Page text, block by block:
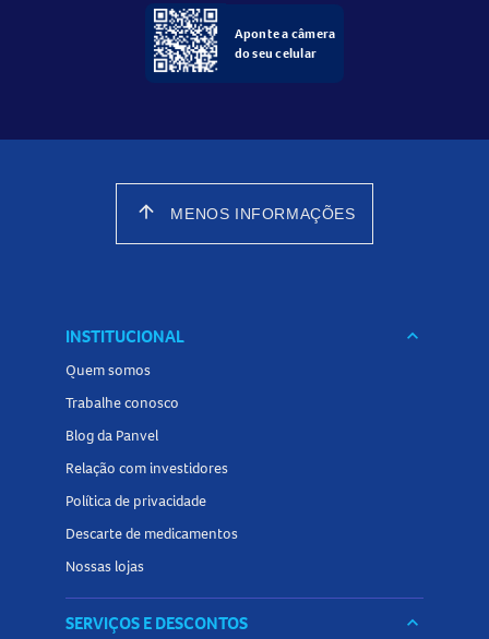
Aponte a câmera
do seu celular
arrow_upward MENOS INFORMAÇÕES
INSTITUCIONAL keyboard_arrow_down
Quem somos
Trabalhe conosco
Blog da Panvel
Relação com investidores
Política de privacidade
Descarte de medicamentos
Nossas lojas
SERVIÇOS E DESCONTOS keyboard_arrow_down